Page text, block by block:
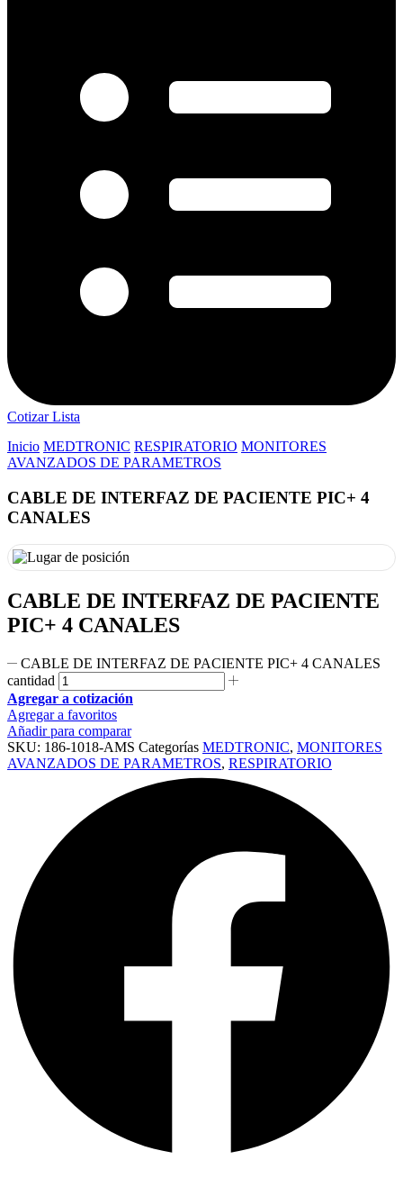
Cotizar Lista
Inicio MEDTRONIC RESPIRATORIO MONITORES
AVANZADOS DE PARAMETROS
CABLE DE INTERFAZ DE PACIENTE PIC+ 4
CANALES
CABLE DE INTERFAZ DE PACIENTE
PIC+ 4 CANALES
CABLE DE INTERFAZ DE PACIENTE PIC+ 4 CANALES
cantidad
Agregar a cotización
Agregar a favoritos
Añadir para comparar
SKU: 186-1018-AMS Categorías MEDTRONIC, MONITORES
AVANZADOS DE PARAMETROS, RESPIRATORIO